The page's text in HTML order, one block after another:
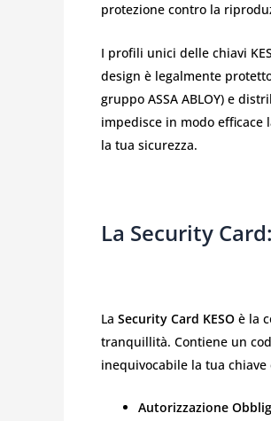
protezione contro la
I profili unici delle chiavi
design è legalmente
gruppo ASSA ABLOY) e
impedisce in modo
la tua sicurezza.
La Security
La Security Card KESO è la
tranquillità. Contiene un
inequivocabile la tua chiave
Autorizzazione